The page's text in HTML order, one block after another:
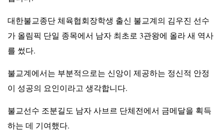
대한불교종단 체육협회장학생 출신 불교계의 김우진 선수
가 올림픽 단일 종목에서 남자 최초로 3관왕에 올라 새 역사
를 썼다.
불교계에서는 부분적으로는 신앙이 제공하는 정신적 안정
이 성공의 요인이라고 생각합니다.
불교선수 조분길도 남자 사브르 단체전에서 금메달을 획득
하는 데 기여했다.